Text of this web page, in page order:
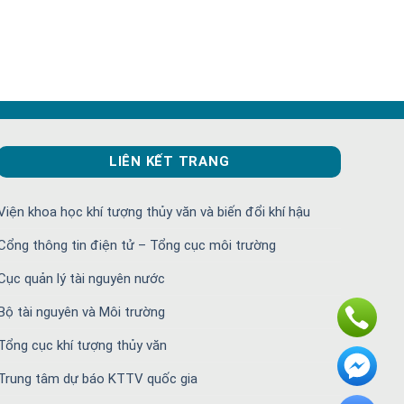
LIÊN KẾT TRANG
khoa học khí tượng thủy văn và biến đổi khí hậu
thông tin điện tử – Tổng cục môi trường
quản lý tài nguyên nước
Bộ tài nguyên và Môi trường
cục khí tượng thủy văn
tâm dự báo KTTV quốc gia